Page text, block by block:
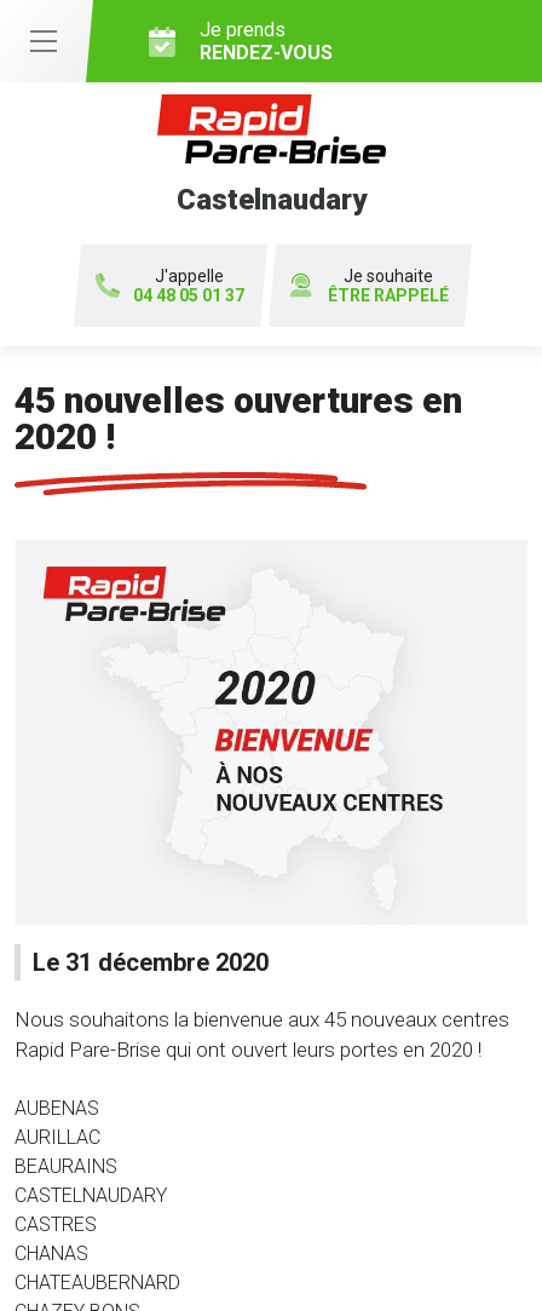
Je prends
RENDEZ-VOUS
Castelnaudary
J'appelle
04 48 05 01 37
Je souhaite
ÊTRE RAPPELÉ
45 nouvelles ouvertures en
2020 !
Le 31 décembre 2020
Nous souhaitons la bienvenue aux 45 nouveaux centres
Rapid Pare-Brise qui ont ouvert leurs portes en 2020 !
AUBENAS
AURILLAC
BEAURAINS
CASTELNAUDARY
CASTRES
CHANAS
CHATEAUBERNARD